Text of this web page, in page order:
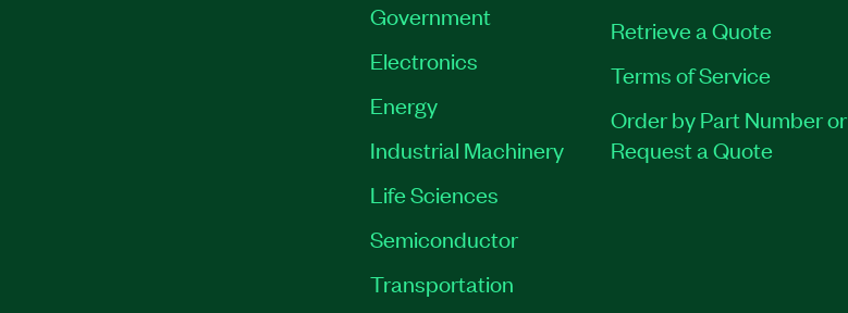
Government
Electronics
Energy
Industrial Machinery
Life Sciences
Semiconductor
Transportation
Retrieve a Quote
Terms of Service
Order by Part Number or
Request a Quote